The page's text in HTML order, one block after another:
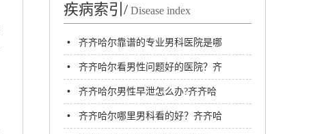
疾病索引/ Disease index
• 齐齐哈尔靠谱的专业男科医院是哪
家-齐齐哈尔附大男科医院
• 齐齐哈尔看男性问题好的医院？齐
齐哈尔附大男科医院
• 齐齐哈尔男性早泄怎么办?齐齐哈
尔男科医院哪家看病好
• 齐齐哈尔哪里男科看的好？齐齐哈